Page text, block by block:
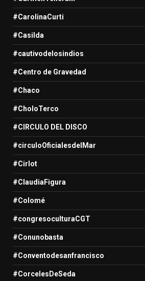
#CarolinaCurti
#Casilda
#cautivodelosindios
#Centro de Gravedad
#Chaco
#CholoTerco
#CIRCULO DEL DISCO
#circuloOficialesdelMar
#Cirlot
#ClaudiaFigura
#Colomé
#congresoculturaCGT
#Conunobasta
#Conventodesanfrancisco
#CorcelesDeSeda